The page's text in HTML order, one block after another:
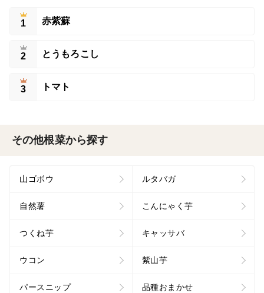
1 赤紫蘇
2 とうもろこし
3 トマト
その他根菜から探す
山ゴボウ ルタバガ
自然薯 こんにゃく芋
つくね芋 キャッサバ
ウコン 紫山芋
パースニップ 品種おまかせ